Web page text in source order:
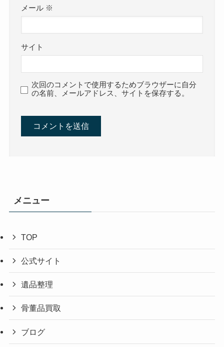
メール ※
サイト
次回のコメントで使用するためブラウザーに自分
の名前、メールアドレス、サイトを保存する。
メニュー
TOP
公式サイト
遺品整理
骨董品買取
ブログ